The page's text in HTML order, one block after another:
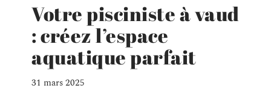
Votre pisciniste à vaud
: créez l’espace
aquatique parfait
31 mars 2025